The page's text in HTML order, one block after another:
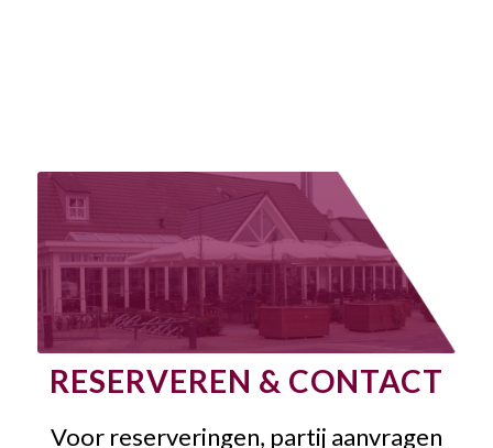
RESERVEREN & CONTACT
Voor reserveringen, partij aanvragen